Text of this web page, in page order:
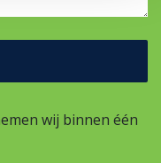
wij binnen één